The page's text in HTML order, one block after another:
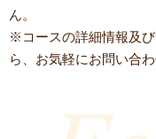
ん。
※コースの詳細情報及
ら、お気軽にお問い合わ